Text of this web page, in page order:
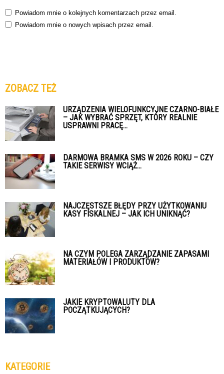
Powiadom mnie o kolejnych komentarzach przez email.
Powiadom mnie o nowych wpisach przez email.
ZOBACZ TEŻ
URZĄDZENIA WIELOFUNKCYJNE CZARNO-BIAŁE
– JAK WYBRAĆ SPRZĘT, KTÓRY REALNIE
USPRAWNI PRACĘ...
DARMOWA BRAMKA SMS W 2026 ROKU – CZY
TAKIE SERWISY WCIĄŻ...
NAJCZĘSTSZE BŁĘDY PRZY UŻYTKOWANIU
KASY FISKALNEJ – JAK ICH UNIKNĄĆ?
NA CZYM POLEGA ZARZĄDZANIE ZAPASAMI
MATERIAŁÓW I PRODUKTÓW?
JAKIE KRYPTOWALUTY DLA
POCZĄTKUJĄCYCH?
KATEGORIE